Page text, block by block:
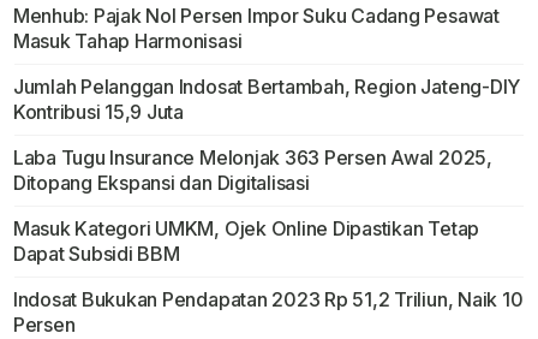
Menhub: Pajak Nol Persen Impor Suku Cadang Pesawat
Masuk Tahap Harmonisasi
Jumlah Pelanggan Indosat Bertambah, Region Jateng-DIY
Kontribusi 15,9 Juta
Laba Tugu Insurance Melonjak 363 Persen Awal 2025,
Ditopang Ekspansi dan Digitalisasi
Masuk Kategori UMKM, Ojek Online Dipastikan Tetap
Dapat Subsidi BBM
Indosat Bukukan Pendapatan 2023 Rp 51,2 Triliun, Naik 10
Persen